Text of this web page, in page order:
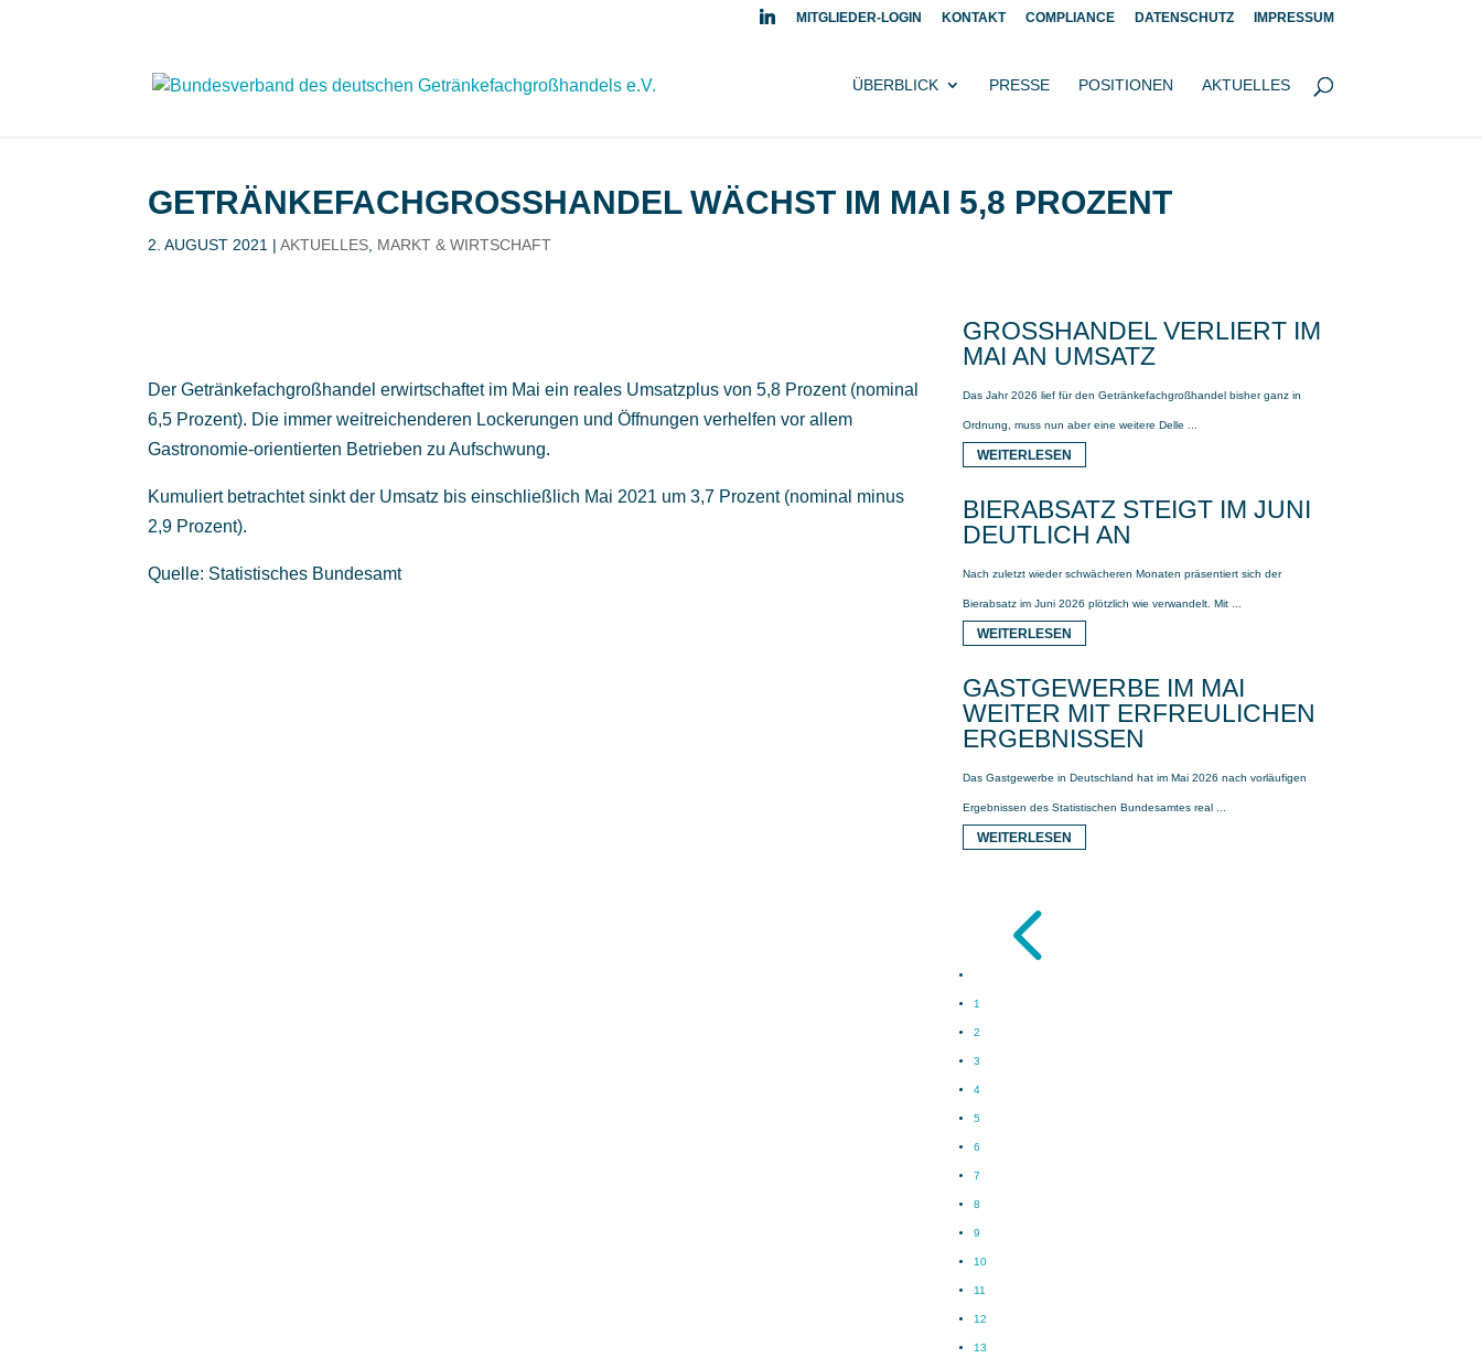
MITGLIEDER-LOGIN KONTAKT COMPLIANCE DATENSCHUTZ IMPRESSUM
ÜBERBLICK PRESSE POSITIONEN AKTUELLES
GETRÄNKE­FACH­GROSS­HANDEL WÄCHST IM MAI 5,8 PROZENT
2. AUGUST 2021 |AKTUELLES MARKT & WIRTSCHAFT
Der Getränkefachgroßhandel erwirtschaftet im Mai ein reales Umsatzplus von 5,8 Prozent (nominal
6,5 Prozent). Die immer weitreichenderen Lockerungen und Öffnungen verhelfen vor allem
Gastronomie-orientierten Betrieben zu Aufschwung.
Kumuliert betrachtet sinkt der Umsatz bis einschließlich Mai 2021 um 3,7 Prozent (nominal minus
2,9 Prozent).
Quelle: Statistisches Bundesamt
GROSSHANDEL VERLIERT IM M
AI AN UMSATZ
Das Jahr 2026 lief für den Getränkefachgroßhandel bisher ganz in
Ordnung, muss nun aber eine weitere Delle ...
WEITERLESEN
BIERABSATZ STEIGT IM JUNI
DEUTLICH AN
Nach zuletzt wieder schwächeren Monaten präsentiert sich der
Bierabsatz im Juni 2026 plötzlich wie verwandelt. Mit ...
WEITERLESEN
GASTGEWERBE IM MAI
WEITER MIT ERFREULICHEN
ERGEBNISSEN
Das Gastgewerbe in Deutschland hat im Mai 2026 nach vorläufigen
Ergebnissen des Statistischen Bundesamtes real ...
WEITERLESEN
4
1
2
3
4
5
6
7
8
9
10
11
12
13